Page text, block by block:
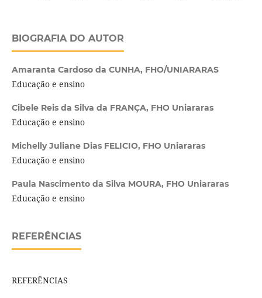
BIOGRAFIA DO AUTOR
Amaranta Cardoso da CUNHA, FHO/UNIARARAS
Educação e ensino
Cibele Reis da Silva da FRANÇA, FHO Uniararas
Educação e ensino
Michelly Juliane Dias FELICIO, FHO Uniararas
Educação e ensino
Paula Nascimento da Silva MOURA, FHO Uniararas
Educação e ensino
REFERÊNCIAS
REFERÊNCIAS